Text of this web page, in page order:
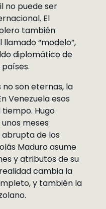
no puede ser
El
también
“modelo”,
diplomático de
son eternas, la
Venezuela esos
Hugo
meses
de los
Maduro asume
y atributos de su
cambia la
y también la